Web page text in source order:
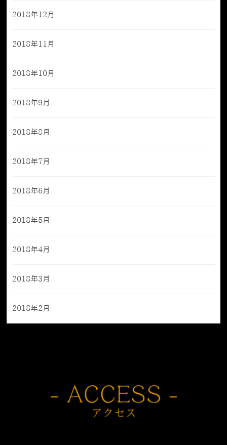
2018年12月
2018年11月
2018年10月
2018年9月
2018年8月
2018年7月
2018年6月
2018年5月
2018年4月
2018年3月
2018年2月